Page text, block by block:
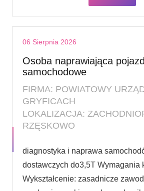
06 Sierpnia 2026
Osoba naprawiająca
samochodowe
FIRMA: POWIATOWY
GRYFICACH
LOKALIZACJA:
RZĘSKOWO
diagnostyka i naprawa
dostawczych do3,5T Wymagania
Wykształcenie: zasadnicze